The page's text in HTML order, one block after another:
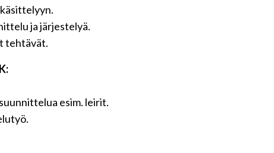
ja järjestelyä.
tehtävät.
esim. leirit.